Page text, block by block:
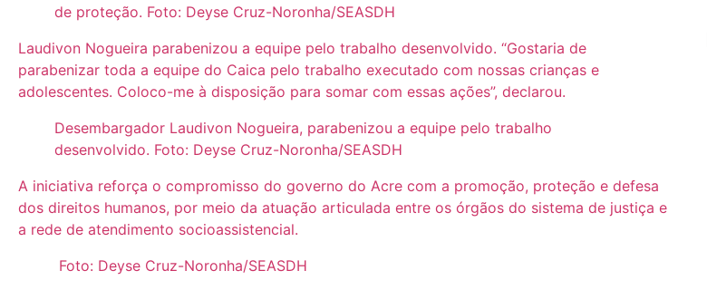
de proteção. Foto: Deyse Cruz-Noronha/SEASDH
Laudivon Nogueira parabenizou a equipe pelo trabalho desenvolvido. “Gostaria de
parabenizar toda a equipe do Caica pelo trabalho executado com nossas crianças e
adolescentes. Coloco-me à disposição para somar com essas ações”, declarou.
Desembargador Laudivon Nogueira, parabenizou a equipe pelo trabalho
desenvolvido. Foto: Deyse Cruz-Noronha/SEASDH
A iniciativa reforça o compromisso do governo do Acre com a promoção, proteção e defesa
dos direitos humanos, por meio da atuação articulada entre os órgãos do sistema de justiça e
a rede de atendimento socioassistencial.
Foto: Deyse Cruz-Noronha/SEASDH